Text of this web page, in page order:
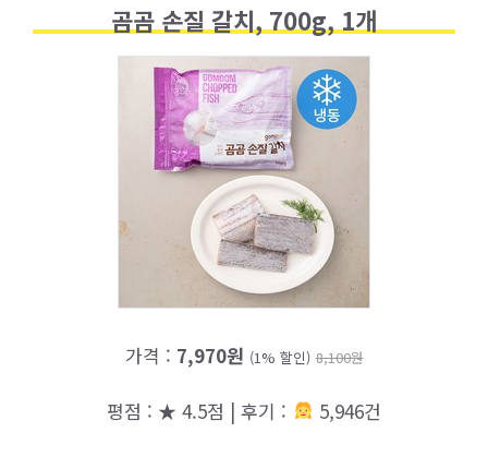
곰곰 손질 갈치, 700g, 1개
가격 : 7,970원 (1% 할인) 8,100원
평점 : ★ 4.5점 | 후기 : 5,946건